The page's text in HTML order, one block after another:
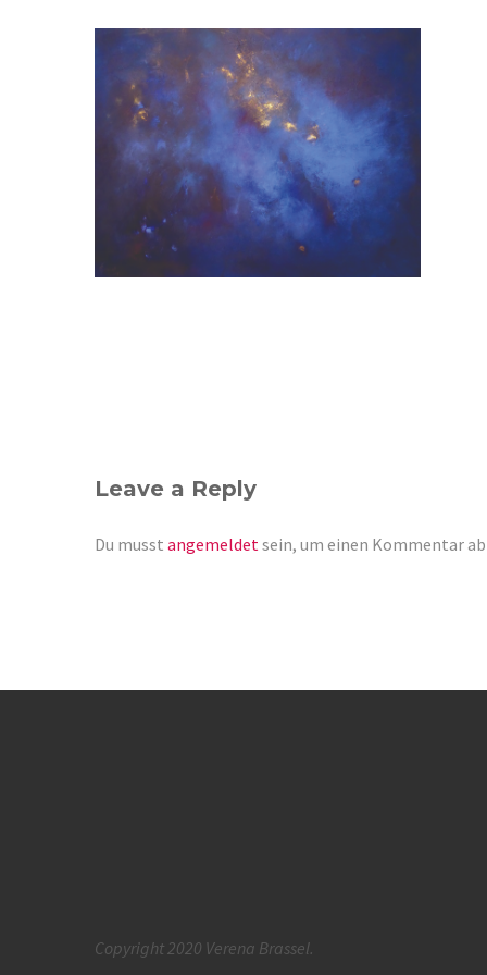
„ALTE SCHRIFTEN IN DER NEUEN
ART REFLECTING OUR
KUNSTPROJEKT IN EVANSTON/
Leave a Reply
Du musst angemeldetsein, um einen Kommentar
Copyright 2020 Verena Brassel.